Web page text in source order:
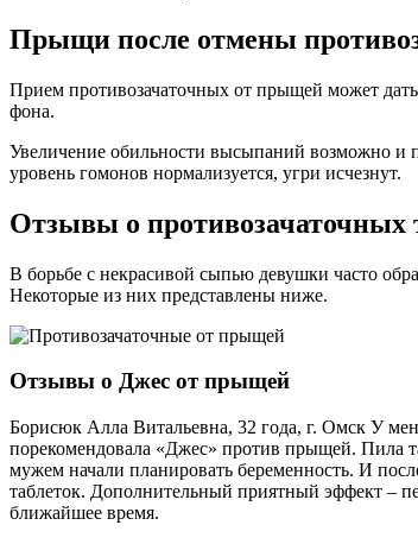
Прыщи после отмены
Прием противозачаточных от прыщей может
фона.
Увеличение обильности высыпаний возможно и
уровень гомонов нормализуется, угри исчезнут.
Отзывы о противозачаточных
В борьбе с некрасивой сыпью девушки часто
Некоторые из них представлены ниже.
Отзывы о Джес от прыщей
Борисюк Алла Витальевна, 32 года, г. Омск У
порекомендовала «Джес» против прыщей. Пила
мужем начали планировать беременность. И
таблеток. Дополнительный приятный эффект –
ближайшее время.